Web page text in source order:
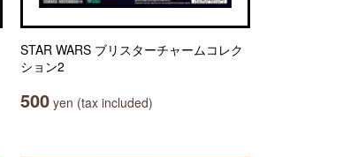
STAR WARS ブリスターチャームコレク
ション2
500 yen (tax included)